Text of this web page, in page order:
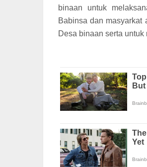
binaan untuk
Babinsa dan masyarkat
Desa binaan serta